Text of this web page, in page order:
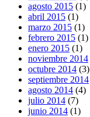
agosto 2015 (1)
abril 2015 (1)
marzo 2015 (1)
febrero 2015 (1)
enero 2015 (1)
noviembre 2014
octubre 2014 (3)
septiembre 2014
agosto 2014 (4)
julio 2014 (7)
junio 2014 (1)